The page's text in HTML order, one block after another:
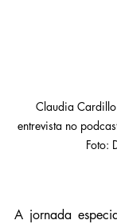
Claudia Cardillo
entrevista no
Foto: